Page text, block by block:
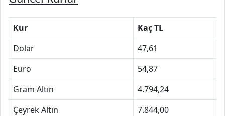
Kur
Kaç TL
Dolar
47,61
Euro
54,87
Gram Altın
4.794,24
Çeyrek Altın
7.844,00